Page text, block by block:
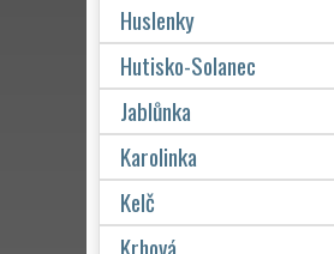
Huslenky
Hutisko-Solanec
Jablůnka
Karolinka
Kelč